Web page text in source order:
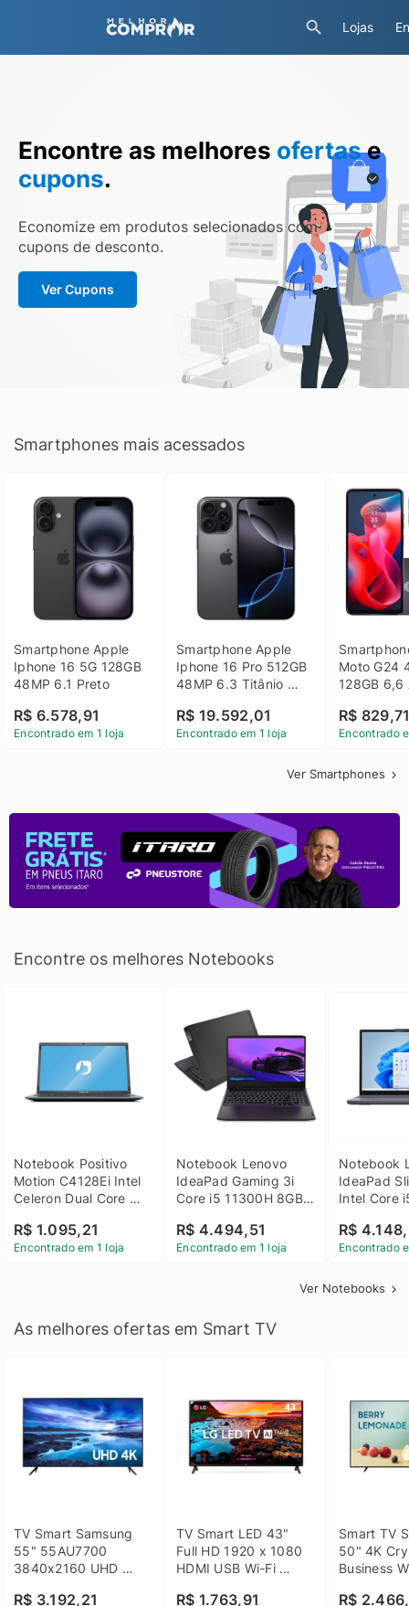
Lojas
Encontre as melhores ofertase
cupons.
Economize em produtos selecionados com
cupons de desconto.
Ver Cupons
Smartphones mais acessados
Smartphone Apple
Iphone 16 5G 128GB
48MP 6.1 Preto
R$ 6.578,91
Encontrado em 1 loja
Smartphone Apple
Iphone 16 Pro 512GB
48MP 6.3 Titânio
R$ 19.592,01
Encontrado em 1 loja
Moto G24
128GB 6,6
R$
Encontrado
Ver Smartphones
Encontre os melhores Notebooks
Notebook Positivo
Motion C4128Ei Intel
Celeron Dual Core
Linux 14 - 3002181
R$ 1.095,21
Encontrado em 1 loja
Notebook Lenovo
IdeaPad Gaming 3i
Core i5 11300H 8GB
GTX 1650 4GB 15.6
FHD Linux - Preto
R$ 4.494,51
Encontrado em 1 loja
Notebook
IdeaPad
Intel Core
SSD Win
R$
Encontrado
Ver Notebooks
As melhores ofertas em Smart TV
TV Smart Samsung
55" 55AU7700
3840x2160 UHD
Bluetooth
R$ 3.192,21
TV Smart LED 43"
Full HD 1920 x 1080
HDMI USB Wi-Fi
43LM631C0SB LG
R$ 1.763,91
Smart TV
50" 4K
Business
R$